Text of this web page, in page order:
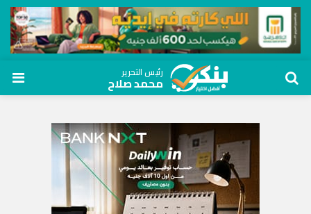
رئيس التحرير
محمد صلاح